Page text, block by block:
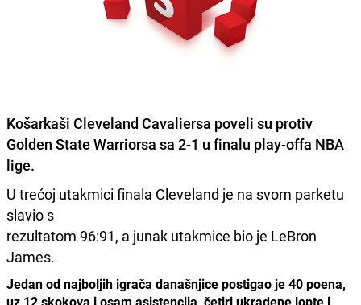
Košarkaši Cleveland Cavaliersa poveli su protiv
Golden State Warriorsa sa 2-1 u finalu play-offa NBA
lige.
U trećoj utakmici finala Cleveland je na svom parketu
slavio s
rezultatom 96:91, a junak utakmice bio je LeBron
James.
Jedan od najboljih igrača današnjice postigao je 40 poena,